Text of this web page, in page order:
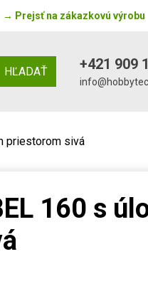
→ Prejsť na zákazkovú výrobu
HĽADAŤ +421 909
priestorom sivá
160 s